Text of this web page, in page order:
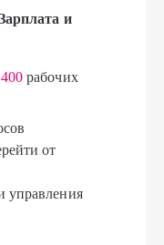
и
400 рабочих
от
управления